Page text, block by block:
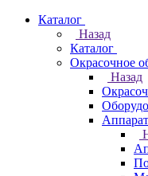
Каталог
Назад
Каталог
Окрасочное
Назад